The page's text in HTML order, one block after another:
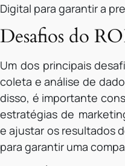
Digital para garantir a
Desafios do
Um dos principais
coleta e análise de
disso, é importante
estratégias de
e ajustar os resultados
para garantir uma